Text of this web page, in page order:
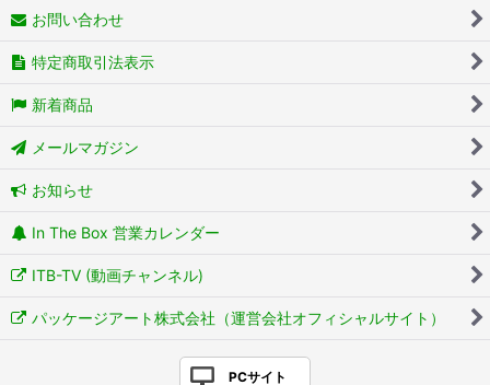
お問い合わせ
特定商取引法表示
新着商品
メールマガジン
お知らせ
In The Box 営業カレンダー
ITB-TV (動画チャンネル)
パッケージアート株式会社（運営会社オフィシャルサイト）
PCサイト